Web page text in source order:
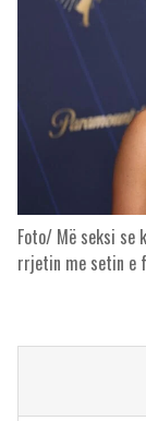
Foto/ Më seksi se
rrjetin me setin e